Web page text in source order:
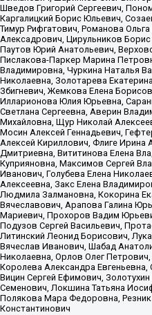
Шведов Григорий Сергеевич,
Каргалицкий Борис Юльевич,
Тимур Рифгатович, Романова
Алексадрович, Цирульников
Паутов Юрий Анатольевич,
Пислакова-Паркер Марина
Владимировна, Чуркина Наталья
Николаевна, Золотарева
Збигневич, Жемкова Елена
Илларионова Юлия Юрьевна,
Светлана Сергеевна, Аверин
Михайловна, Щур Николай
Мосин Алексей Геннадьевич,
Алексей Кириллович, Флиге Ирина
Дмитриевна, Вититинова Елена
Куприяновна, Максимов Сергей
Иванович, Голубева Елена
Алексеевна, Закс Елена
Людмила Залмановна, Кокорина
Вячеславович, Арапова Галина
Мариевич, Прохоров Вадим
Подузов Сергей Васильевич,
Литинский Леонид Борисович,
Вячеслав Иванович, Шабад
Николаевна, Орлов Олег
Королева Александра
Вицин Сергей Ефимович,
Семенович, Локшина Татьяна
Полякова Мара Федоровна,
Константинович